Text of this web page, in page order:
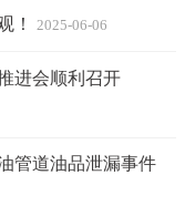
！ 2025-06-06
进会顺利召开
管道油品泄漏事件